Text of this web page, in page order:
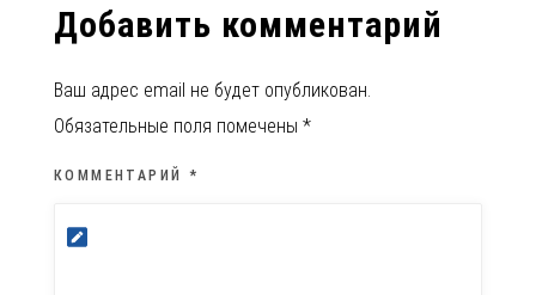
Добавить комментарий
Ваш адрес email не будет опубликован.
Обязательные поля помечены *
КОММЕНТАРИЙ *